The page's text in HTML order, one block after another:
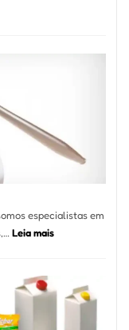
especialistas em
Leia mais:
Marcas
INPI